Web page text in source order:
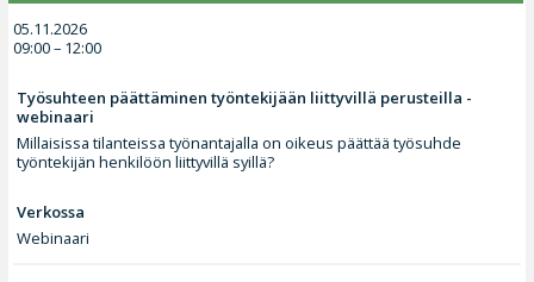
05.11.2026
09:00 – 12:00
Työsuhteen päättäminen työntekijään liittyvillä perusteilla -
webinaari
Millaisissa tilanteissa työnantajalla on oikeus päättää työsuhde
työntekijän henkilöön liittyvillä syillä?
Verkossa
Webinaari